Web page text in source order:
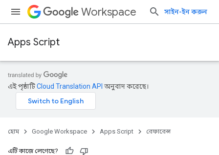
Workspace সাইন-ইন করুন
Apps Script
এই পৃষ্ঠাটিCloud Translation API অনুবাদ করেছে।
হোম Google Workspace Apps Script রেফারেন্স
এটি কাজে লেগেছে?